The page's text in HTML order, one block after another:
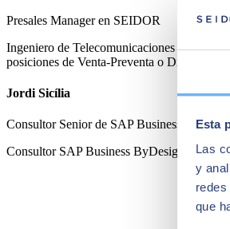
Esta
Las
y
que
Presales Manager en SEIDOR
Ingeniero de Telecomunicaciones por la
posiciones de Venta-Preventa o Dirección.
Jordi Sicília
Consultor Senior de SAP Business
Consultor SAP Business ByDesign